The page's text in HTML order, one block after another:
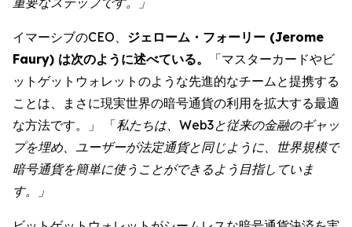
イマーシブのCEO、 ジェローム・フォーリー (Jerome
Faury) は次のように述べている。
「マスターカードやビ
ットゲットウォレットのような先進的なチームと提携する
ことは、まさに現実世界の暗号通貨の利用を拡大する最適
な方法です。」 「私たちは、Web3と従来の金融のギャッ
プを埋め、ユーザーが法定通貨と同じように、世界規模で
暗号通貨を簡単に使うことができるよう目指していま
す。」